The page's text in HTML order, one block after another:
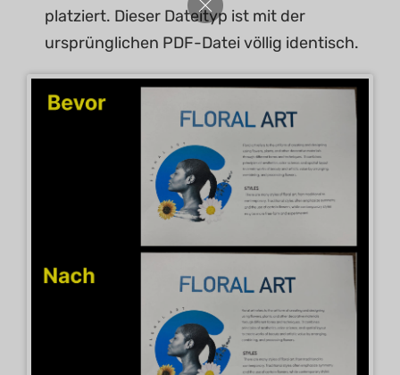
platziert. Dieser Dateityp ist mit der
ursprünglichen PDF-Datei völlig identisch.